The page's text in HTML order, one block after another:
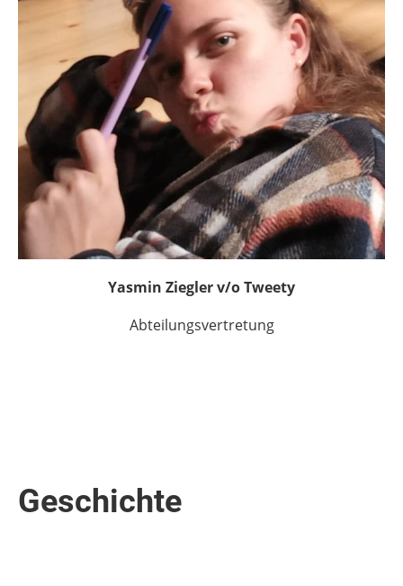
Yasmin Ziegler v/o Tweety
Abteilungsvertretung
Geschichte